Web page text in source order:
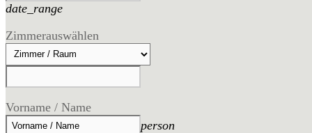
date_range
Zimmerauswählen
Vorname / Name
person